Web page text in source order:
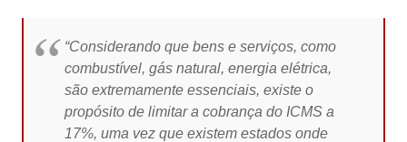
“Considerando que bens e serviços, como
combustível, gás natural, energia elétrica,
são extremamente essenciais, existe o
propósito de limitar a cobrança do ICMS a
17%, uma vez que existem estados onde